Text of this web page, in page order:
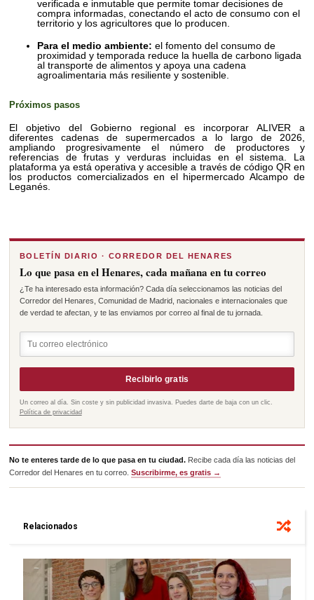
verificada e inmutable que permite tomar decisiones de
compra informadas, conectando el acto de consumo con el
territorio y los agricultores que lo producen.
Para el medio ambiente:el fomento del consumo de
proximidad y temporada reduce la huella de carbono ligada
al transporte de alimentos y apoya una cadena
agroalimentaria más resiliente y sostenible.
Próximos pasos
El objetivo del Gobierno regional es incorporar ALIVER a
diferentes cadenas de supermercados a lo largo de 2026,
ampliando progresivamente el número de productores y
referencias de frutas y verduras incluidas en el sistema. La
plataforma ya está operativa y accesible a través de código QR en
los productos comercializados en el hipermercado Alcampo de
Leganés.
BOLETÍN DIARIO · CORREDOR DEL HENARES
Lo que pasa en el Henares, cada mañana en tu correo
¿Te ha interesado esta información? Cada día seleccionamos las noticias del
Corredor del Henares, Comunidad de Madrid, nacionales e internacionales que
de verdad te afectan, y te las enviamos por correo al final de tu jornada.
Recibirlo gratis
Un correo al día. Sin coste y sin publicidad invasiva. Puedes darte de baja con un clic.
Política de privacidad
No te enteres tarde de lo que pasa en tu ciudad. Recibe cada día las noticias del
Corredor del Henares en tu correo.Suscribirme, es gratis →
Relacionados